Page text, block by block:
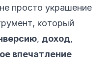
просто украшение
который
, доход,
впечатление